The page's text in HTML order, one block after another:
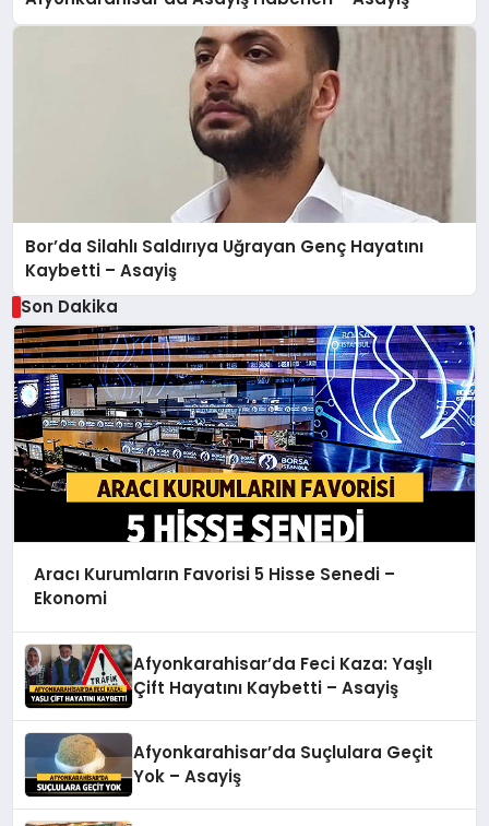
Bor’da Silahlı Saldırıya Uğrayan Genç Hayatını
Kaybetti – Asayiş
Son Dakika
Aracı Kurumların Favorisi 5 Hisse Senedi –
Ekonomi
Afyonkarahisar’da Feci Kaza: Yaşlı
Çift Hayatını Kaybetti – Asayiş
Afyonkarahisar’da Suçlulara Geçit
Yok – Asayiş